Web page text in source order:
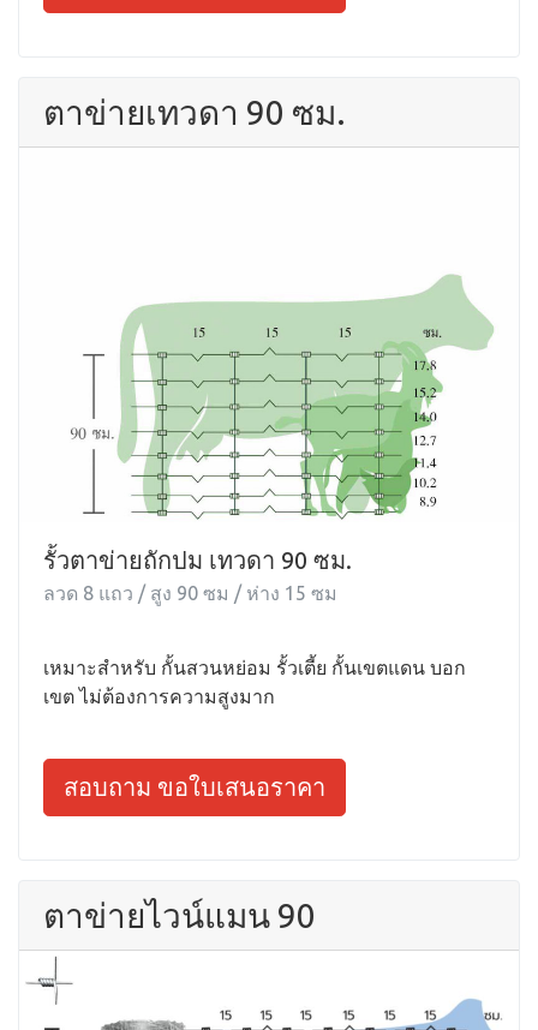
ตาข่ายเทวดา 90 ซม.
รั้วตาข่ายถักปม เทวดา 90 ซม.
ลวด 8 แถว / สูง 90 ซม / ห่าง 15 ซม
เหมาะสำหรับ กั้นสวนหย่อม รั้วเตี้ย กั้นเขตแดน บอก
เขต ไม่ต้องการความสูงมาก
สอบถาม ขอใบเสนอราคา
ตาข่ายไวน์แมน 90